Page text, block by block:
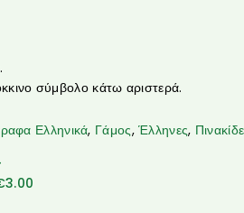
σύμβολο κάτω αριστερά.
Ελληνικά, Γάμος,Έλληνες,
3.00